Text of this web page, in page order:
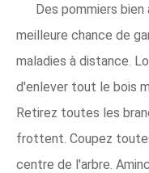
Des pommiers
meilleure chance de
maladies à distance.
d'enlever tout le bois
Retirez toutes les
frottent. Coupez
centre de l'arbre.